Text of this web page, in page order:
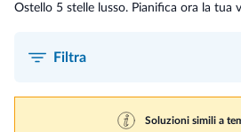
Ostello 5 stelle lusso. Pianifica ora la tua
Filtra
Soluzioni simili a